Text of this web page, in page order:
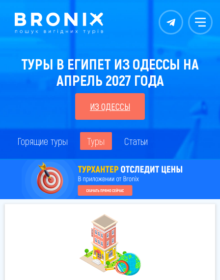
Контакты Меню
ТУРЫ В ЕГИПЕТ ИЗ ОДЕССЫ НА
АПРЕЛЬ 2027 ГОДА
ИЗ ОДЕССЫ
Горящие туры Туры Статьи